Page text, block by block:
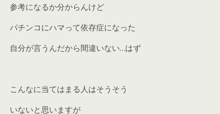
参考になるか分からんけど
パチンコにハマって依存症になった
自分が言うんだから間違いない…はず
こんなに当てはまる人はそうそう
いないと思いますが